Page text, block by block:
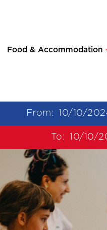
Food & Accommodation
From: 10/10/
To: 10/10/